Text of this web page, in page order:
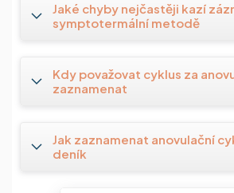
Jaké chyby nejčastěji kazí
symptotermální metodě
Kdy považovat cyklus za
zaznamenat
Jak zaznamenat anovulační
deník